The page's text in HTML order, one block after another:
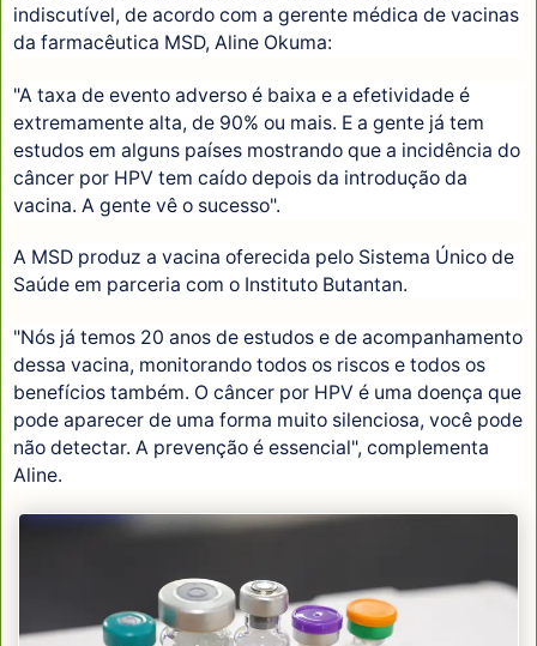
indiscutível, de acordo com a gerente médica de vacinas
da farmacêutica MSD, Aline Okuma:
"A taxa de evento adverso é baixa e a efetividade é
extremamente alta, de 90% ou mais. E a gente já tem
estudos em alguns países mostrando que a incidência do
câncer por HPV tem caído depois da introdução da
vacina. A gente vê o sucesso".
A MSD produz a vacina oferecida pelo Sistema Único de
Saúde em parceria com o Instituto Butantan.
"Nós já temos 20 anos de estudos e de acompanhamento
dessa vacina, monitorando todos os riscos e todos os
benefícios também. O câncer por HPV é uma doença que
pode aparecer de uma forma muito silenciosa, você pode
não detectar. A prevenção é essencial", complementa
Aline.